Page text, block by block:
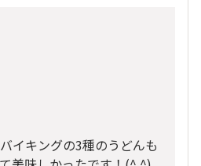
イキングの3種のうどんも